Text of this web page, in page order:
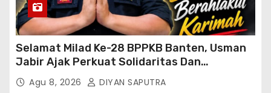
Selamat Milad Ke-28 BPPKB Banten, Usman
Jabir Ajak Perkuat Solidaritas Dan
Kebersamaan
Agu 8, 2026 DIYAN SAPUTRA